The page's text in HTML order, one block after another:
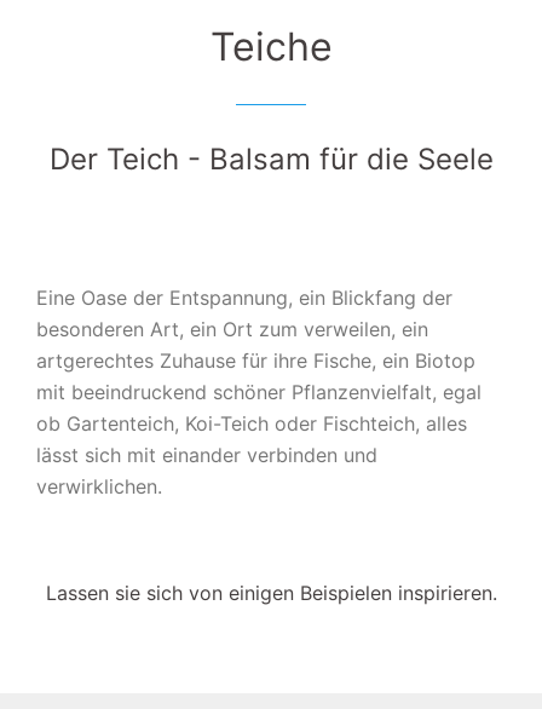
Teiche
Der Teich - Balsam für die Seele
Eine Oase der Entspannung, ein Blickfang der
besonderen Art, ein Ort zum verweilen, ein
artgerechtes Zuhause für ihre Fische, ein Biotop
mit beeindruckend schöner Pflanzenvielfalt, egal
ob Gartenteich, Koi-Teich oder Fischteich, alles
lässt sich mit einander verbinden und
verwirklichen.
Lassen sie sich von einigen Beispielen inspirieren.